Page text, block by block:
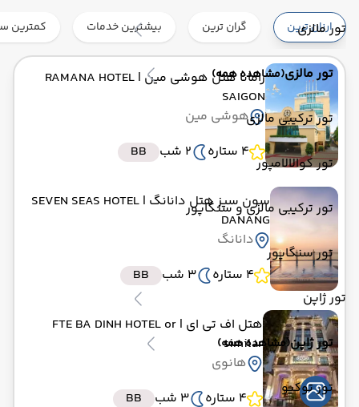
تور مالزی
تور مالزی(مشاهده همه)
تور ترکیبی مالزی
تور کوالالامپور
تور ترکیبی مالزی و سنگاپور
تور سنگاپور
تور ژاپن
تور ژاپن(مشاهده همه)
تور توکیو
ارزان ترین گران ترین بیشترین خدمات کمترین
رامانا هتل هوشی مین | RAMANA HOTEL
SAIGON
هوشی مین
4 ستاره
2 شب BB
سون سیز هتل دانانگ | SEVEN SEAS HOTEL
DANANG
دانانگ
4 ستاره
3 شب BB
هتل اف تی ای | FTE BA DINH HOTEL or
similar
هانوی
4 ستاره
3 شب BB